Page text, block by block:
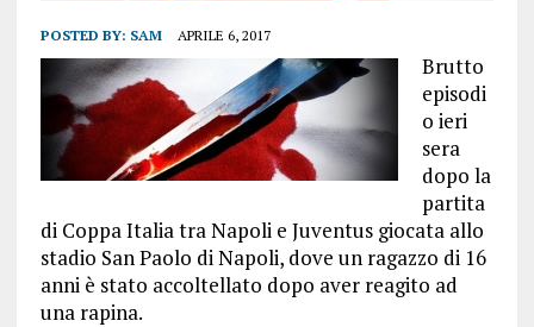
POSTED BY: SAM APRILE 6, 2017
Brutto
episodi
o ieri
sera
dopo la
partita
di Coppa Italia tra Napoli e Juventus giocata allo
stadio San Paolo di Napoli, dove un ragazzo di 16
anni è stato accoltellato dopo aver reagito ad
una rapina.